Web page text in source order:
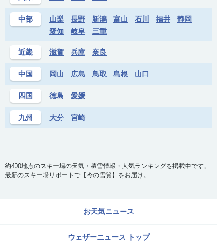
中部 山梨 長野 新潟 富山 石川 福井
静岡
愛知
岐阜 三重
近畿 滋賀 兵庫 奈良
中国 岡山 広島 鳥取 島根 山口
四国 徳島 愛媛
九州 大分 宮崎
約400地点のスキー場の天気・積雪情報・人気ランキングを掲載中です。
最新のスキー場リポートで【今の雪質】をお届け。
お天気ニュース
ウェザーニュース トップ